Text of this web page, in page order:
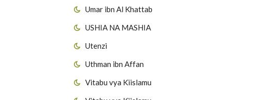
Umar ibn Al Khattab
USHIA NA MASHIA
Utenzi
Uthman ibn Affan
Vitabu vya Kiislamu